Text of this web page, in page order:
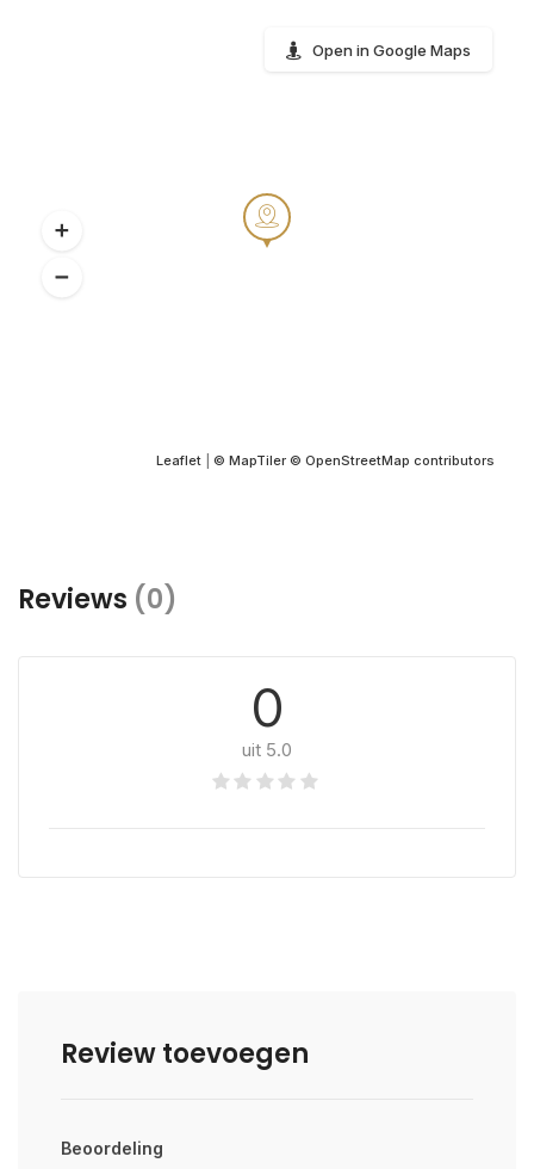
Leaflet © MapTiler © OpenStreetMap contributors
Open in Google Maps
Reviews (0)
0
uit 5.0
Review toevoegen
Beoordeling